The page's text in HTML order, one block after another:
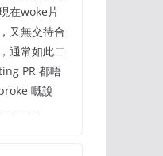
在woke片
又無交待合
通常如此二
PR 都唔
嘅說